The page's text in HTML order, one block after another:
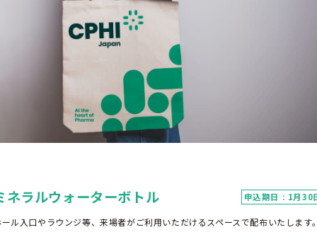
ネラルウォーターボトル 申込期日 : 1月30
ル入口やラウンジ等、来場者がご利用いただけるスペースで配布いたします